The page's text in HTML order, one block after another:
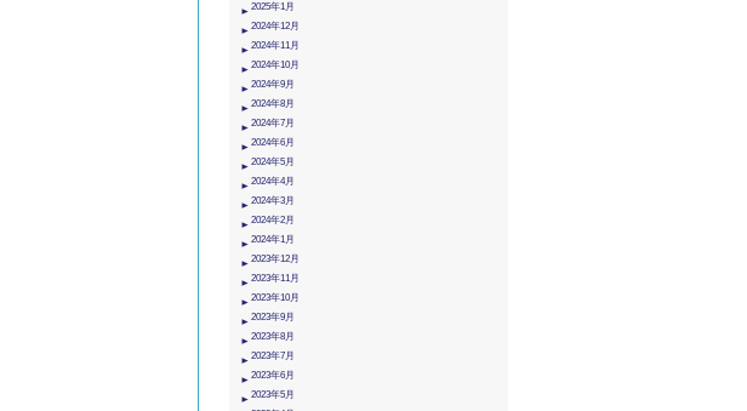
2025年1月
2024年12月
2024年11月
2024年10月
2024年9月
2024年8月
2024年7月
2024年6月
2024年5月
2024年4月
2024年3月
2024年2月
2024年1月
2023年12月
2023年11月
2023年10月
2023年9月
2023年8月
2023年7月
2023年6月
2023年5月